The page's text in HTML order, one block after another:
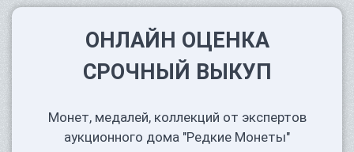
ОНЛАЙН ОЦЕНКА
СРОЧНЫЙ ВЫКУП
Монет, медалей, коллекций от экспертов
аукционного дома "Редкие Монеты"